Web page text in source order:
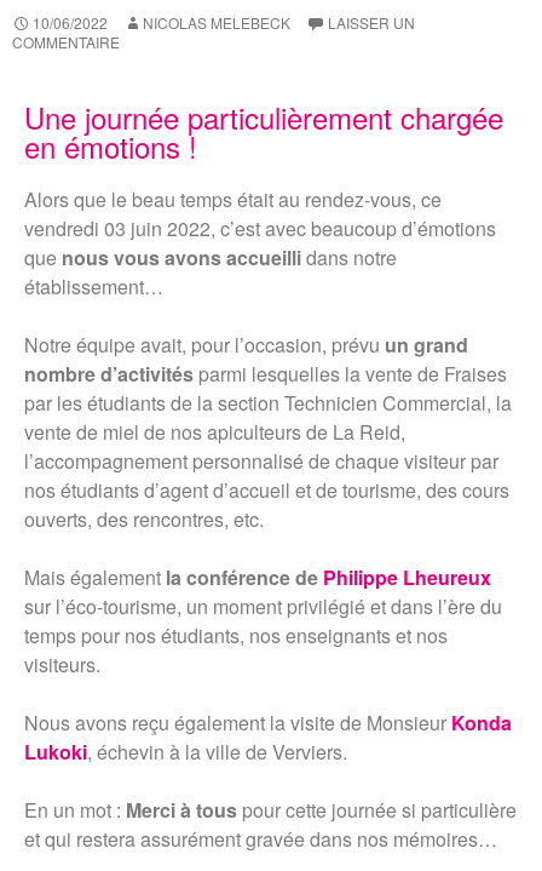
10/06/2022 NICOLAS MELEBECK
LAISSER UN
COMMENTAIRE
Une journée particulièrement chargée
en émotions !
Alors que le beau temps était au rendez-vous, ce
vendredi 03 juin 2022, c’est avec beaucoup d’émotions
que nous vous avons accueillidans notre
établissement…
Notre équipe avait, pour l’occasion, prévu un grand
nombre d’activités parmi lesquelles la vente de Fraises
par les étudiants de la section Technicien Commercial, la
vente de miel de nos apiculteurs de La Reid,
l’accompagnement personnalisé de chaque visiteur par
nos étudiants d’agent d’accueil et de tourisme, des cours
ouverts, des rencontres, etc.
Mais également la conférence de Philippe Lheureux
sur l’éco-tourisme, un moment privilégié et dans l’ère du
temps pour nos étudiants, nos enseignants et nos
visiteurs.
Nous avons reçu également la visite de Monsieur Konda
Lukoki, échevin à la ville de Verviers.
En un mot : Merci à tous pour cette journée si particulière
et qui restera assurément gravée dans nos mémoires…